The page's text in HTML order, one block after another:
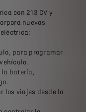
con 213 CV y
nuevas
para programar
batería,
los viajes desde la